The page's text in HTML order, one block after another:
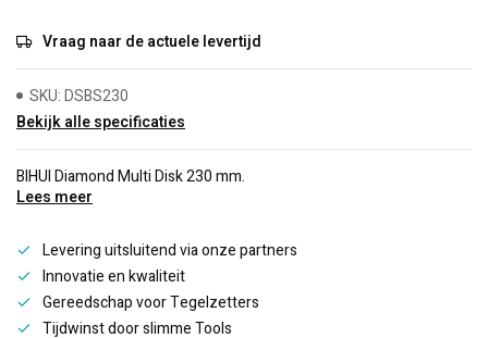
Vraag naar de actuele levertijd
SKU: DSBS230
Bekijk alle specificaties
BIHUI Diamond Multi Disk 230 mm.
Lees meer
Levering uitsluitend via onze partners
Innovatie en kwaliteit
Gereedschap voor Tegelzetters
Tijdwinst door slimme Tools